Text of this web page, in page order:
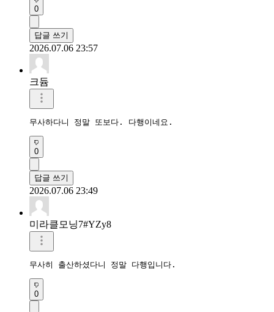
0
답글 쓰기
2026.07.06 23:57
크듐
무사하다니 정말 또보다. 다행이네요.
0
답글 쓰기
2026.07.06 23:49
미라클모닝7#YZy8
무사히 출산하셨다니 정말 다행입니다.
0